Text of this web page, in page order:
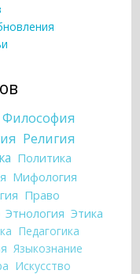
Философия
Религия
Политика
Мифология
Право
Этнология Этика
Педагогика
Языкознание
Искусство